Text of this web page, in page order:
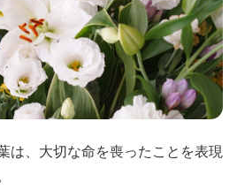
は、大切な命を喪ったことを表現